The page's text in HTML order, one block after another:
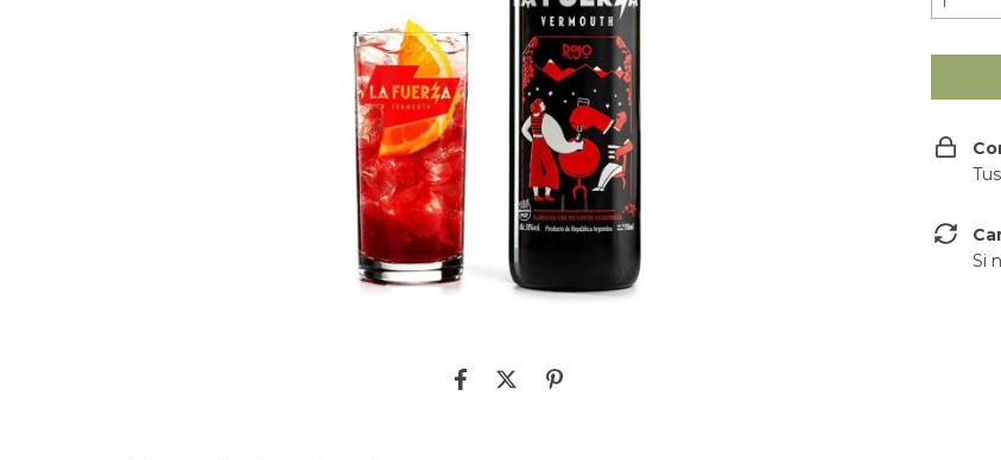
Si